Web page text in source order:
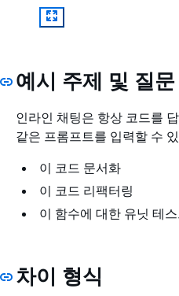
예시 주제 및 질문
인라인 채팅은 항상 코드를
같은 프롬프트를 입력할 수
이 코드 문서화
이 코드 리팩터링
이 함수에 대한 유닛 테
차이 형식